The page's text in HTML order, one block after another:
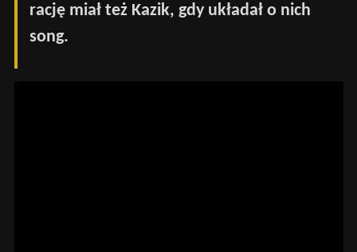
rację miał też Kazik, gdy układał o nich
song.